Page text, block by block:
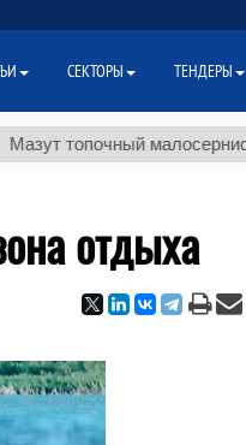
малосернистый (т.)
отдыха
СЕКТОРЫ ТЕНДЕРЫ